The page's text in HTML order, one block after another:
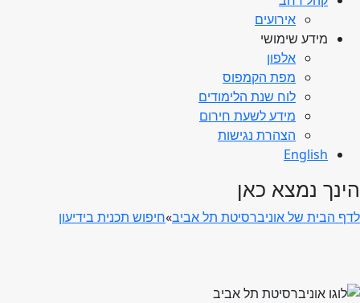
אירועים
מידע שימושי
אלפון
מפת הקמפוס
לוח שנת הלימודים
מידע לשעת חירום
הצהרת נגישות
English
הינך נמצא כאן
לדף הבית של אוניברסיטת תל אביב»חיפוש תכנית בידיעון